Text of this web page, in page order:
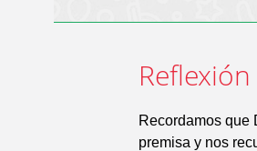
Recordamos que
premisa y nos